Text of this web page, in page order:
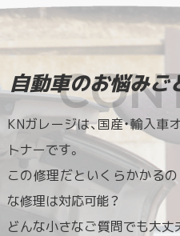
自動車のお悩みご
KNガレージは、国産・輸入
トナーです。
この修理だといくらかかる
な修理は対応可能？
どんな小さなご質問でも大